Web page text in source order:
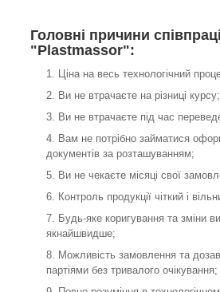
Головні причини
"Plastmassor":
Ціна на весь технологічний
Ви не втрачаєте на різниці курсу;
Ви не втрачаєте під час
Вам не потрібно займатися
документів за розташуванням;
Ви не чекаєте місяці свої
Контроль продукції чіткий і
Будь-яке коригування та зміни
якнайшвидше;
Можливість замовлення та
партіями без тривалого очікування;